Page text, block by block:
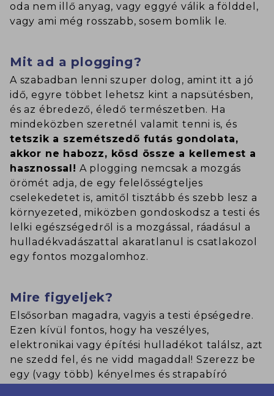
oda nem illő anyag, vagy eggyé válik a földdel,
vagy ami még rosszabb, sosem bomlik le.
Mit ad a plogging?
A szabadban lenni szuper dolog, amint itt a jó
idő, egyre többet lehetsz kint a napsütésben,
és az ébredező, éledő természetben. Ha
mindeközben szeretnél valamit tenni is, és
tetszik a szemétszedő futás gondolata,
akkor ne habozz, kösd össze a kellemest a
hasznossal! A plogging nemcsak a mozgás
örömét adja, de egy felelősségteljes
cselekedetet is, amitől tisztább és szebb lesz a
környezeted, miközben gondoskodsz a testi és
lelki egészségedről is a mozgással, ráadásul a
hulladékvadászattal akaratlanul is csatlakozol
egy fontos mozgalomhoz.
Mire figyeljek?
Elsősorban magadra, vagyis a testi épségedre.
Ezen kívül fontos, hogy ha veszélyes,
elektronikai vagy építési hulladékot találsz, azt
ne szedd fel, és ne vidd magaddal! Szerezz be
egy (vagy több) kényelmes és strapabíró